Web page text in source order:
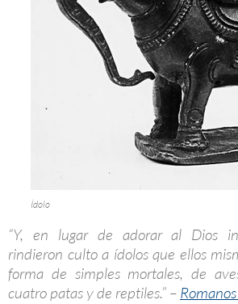
Ídolo
“Y, en lugar de adorar al Dios
rindieron culto a ídolos que ellos
forma de simples mortales, de
cuatro patas y de reptiles.” –